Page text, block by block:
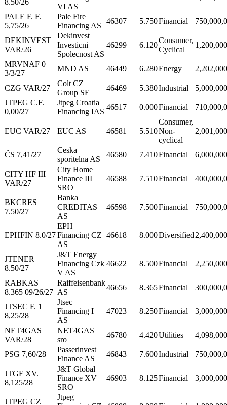
8.50/26
VI AS
PALE F. F.
5,75/26
Pale Fire
Financing AS
46307 5.750Financial
DEKINVEST
VAR/26
Dekinvest
Investicni
Spolecnost AS
46299 6.120
Consumer,
Cyclical
MRVNAF 0
3/3/27
MND AS 46449 6.280Energy
CZG VAR/27
Colt CZ
Group SE
46469 5.380Industrial
JTPEG C.F.
0,00/27
Jtpeg Croatia
Financing IAS
46517 0.000Financial
EUC VAR/27 EUC AS 46581 5.510
Consumer,
Non-
cyclical
ČS 7,41/27
Ceska
sporitelna AS
46580 7.410Financial
CITY HF III
VAR/27
City Home
Finance III
SRO
46588 7.510Financial
BKCRES
7.50/27
Banka
CREDITAS
AS
46598 7.500Financial
EPHFIN 8.0/27
EPH
Financing CZ
AS
46618 8.000Diversified
JTENER
8.50/27
J&T Energy
Financing Czk
V AS
46622 8.500Financial
RABKAS
8.365 09/26/27
Raiffeisenbank
AS
46656 8.365Financial
JTSEC F. 1
8,25/28
Jtsec
Financing I
AS
47023 8.250Financial
NET4GAS
VAR/28
NET4GAS
sro
46780 4.420Utilities
PSG 7,60/28
Passerinvest
Finance AS
46843 7.600Industrial
JTGF XV.
8,125/28
J&T Global
Finance XV
SRO
46903 8.125Financial
JTPEG CZ
Jtpeg